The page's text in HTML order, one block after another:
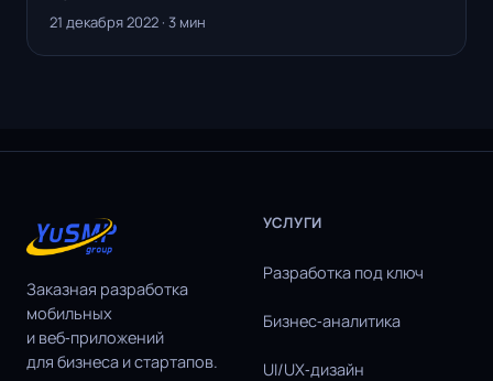
21 декабря 2022 · 3 мин
Заказная разработка
мобильных
и веб‑приложений
для бизнеса и стартапов.
УСЛУГИ
Разработка под ключ
Бизнес‑аналитика
UI/UX‑дизайн